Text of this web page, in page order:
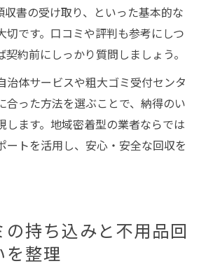
収書の受け取り、といった基本的な
切です。口コミや評判も参考にしつ
約前にしっかり質問しましょう。
治体サービスや粗大ゴミ受付センタ
合った方法を選ぶことで、納得のい
します。地域密着型の業者ならでは
ートを活用し、安心・安全な回収を
の持ち込みと不用品回
を整理